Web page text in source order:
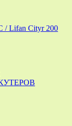
/ Lifan Cityr 200